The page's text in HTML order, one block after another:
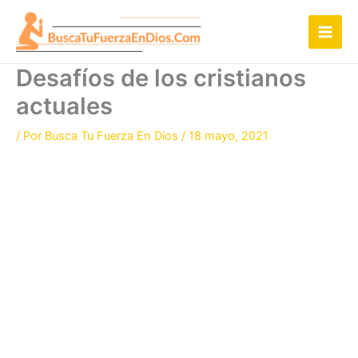
contenido
Desafíos de los cristianos
actuales
/ Por Busca Tu Fuerza En Dios / 18 mayo, 2021